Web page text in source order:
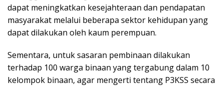
dapat meningkatkan kesejahteraan dan pendapatan
masyarakat melalui beberapa sektor kehidupan yang
dapat dilakukan oleh kaum perempuan.
Sementara, untuk sasaran pembinaan dilakukan
terhadap 100 warga binaan yang tergabung dalam 10
kelompok binaan, agar mengerti tentang P3KSS secara